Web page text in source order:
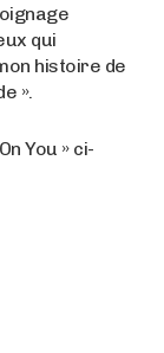
qui
histoire de
».
You » ci-